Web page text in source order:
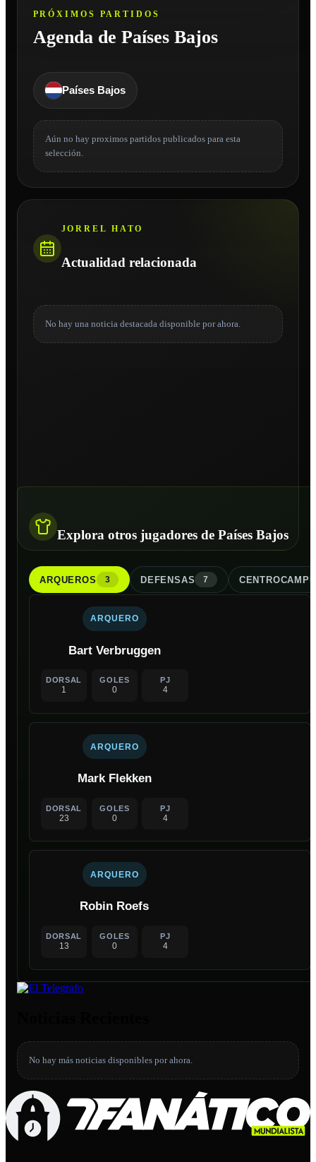
PRÓXIMOS PARTIDOS
Agenda de Países Bajos
Países Bajos
Aún no hay proximos partidos publicados para esta
selección.
JORREL HATO
Actualidad relacionada
No hay una noticia destacada disponible por ahora.
Explora otros jugadores de Países Bajos
ARQUEROS 3 DEFENSAS 7
ARQUERO
Bart Verbruggen
DORSAL
1
GOLES
0
PJ
4
ARQUERO
Mark Flekken
DORSAL
23
GOLES
0
PJ
4
ARQUERO
Robin Roefs
DORSAL
13
GOLES
0
PJ
4
No hay más noticias disponibles por ahora.